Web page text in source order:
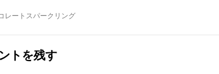
レートスパークリング
トを残す